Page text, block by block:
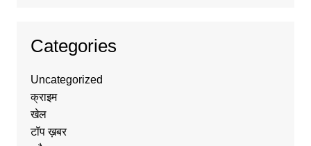
Categories
Uncategorized
क्राइम
खेल
टॉप ख़बर